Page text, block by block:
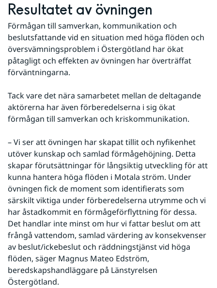
Resultatet av övningen
Förmågan till samverkan, kommunikation och
beslutsfattande vid en situation med höga flöden och
översvämningsproblem i Östergötland har ökat
påtagligt och effekten av övningen har överträffat
förväntningarna.
Tack vare det nära samarbetet mellan de deltagande
aktörerna har även förberedelserna i sig ökat
förmågan till samverkan och kriskommunikation.
– Vi ser att övningen har skapat tillit och nyfikenhet
utöver kunskap och samlad förmågehöjning. Detta
skapar förutsättningar för långsiktig utveckling för att
kunna hantera höga flöden i Motala ström. Under
övningen fick de moment som identifierats som
särskilt viktiga under förberedelserna utrymme och vi
har åstadkommit en förmågeförflyttning för dessa.
Det handlar inte minst om hur vi fattar beslut om att
frångå vattendom, samlad värdering av konsekvenser
av beslut/ickebeslut och räddningstjänst vid höga
flöden, säger Magnus Mateo Edström,
beredskapshandläggare på Länstyrelsen
Östergötland.